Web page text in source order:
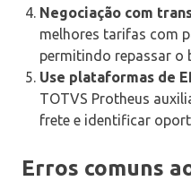
Negociação com
melhores tarifas com
permitindo repassar o
Use plataformas de
TOTVS Protheus
frete e identificar
Erros comuns